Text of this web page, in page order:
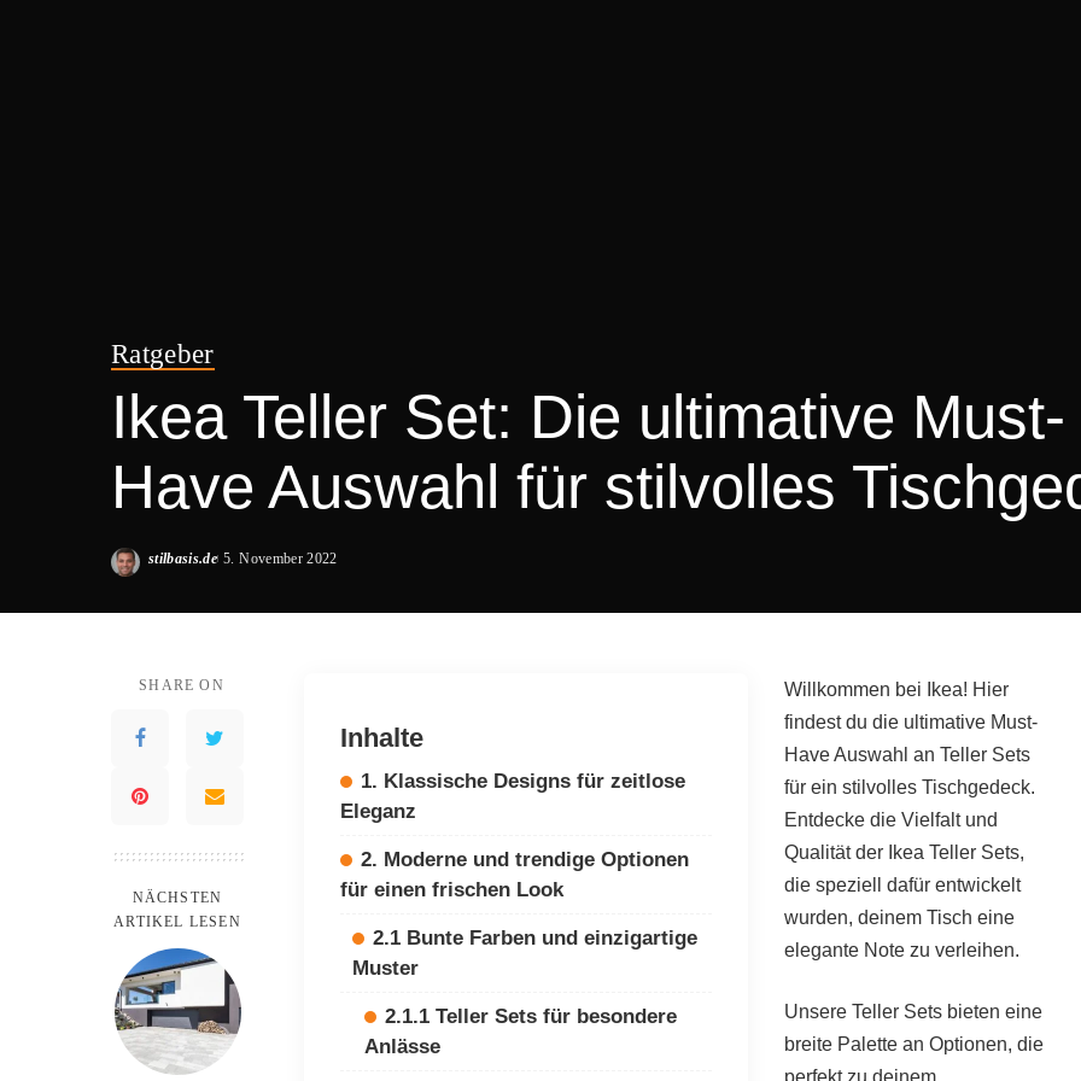
Ratgeber
Ikea Teller Set: Die ultimative Must-
Have Auswahl für stilvolles
Posted
stilbasis.de 5. November 2022
SHARE ON
NÄCHSTEN
ARTIKEL LESEN
Inhalte
1. Klassische Designs für zeitlose
Eleganz
2. Moderne und trendige Optionen
für einen frischen Look
2.1 Bunte Farben und einzigartige
Muster
2.1.1 Teller Sets für besondere
Anlässe
Willkommen bei Ikea! Hier
findest du die ultimative Must-
Have Auswahl an Teller Sets
für ein stilvolles Tischgedeck.
Entdecke die Vielfalt und
Qualität der Ikea Teller Sets,
die speziell dafür entwickelt
wurden, deinem Tisch eine
elegante Note zu verleihen.
Unsere Teller Sets bieten eine
breite Palette an Optionen, die
perfekt zu deinem